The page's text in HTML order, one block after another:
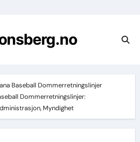
Baseball Dommerretningslinjer
Dommerretningslinjer:
Myndighet